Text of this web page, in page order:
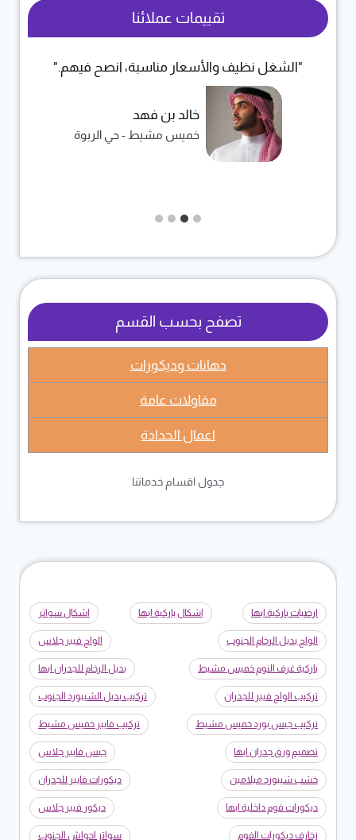
تقييمات عملائنا
"الشغل نظيف والأسعار مناسبة، انصح فيهم."
خالد بن فهد
خميس مشيط - حي الربوة
تصفح بحسب القسم
دهانات وديكورات
مقاولات عامة
اعمال الحدادة
جدول اقسام خدماتنا
ارضيات باركية ابها اشكال باركية ابها اشكال سواتر
الواح بديل الرخام الجنوب الواح فيبر جلاس
باركية غرف النوم خميس مشيط بديل الرخام للجدران ابها
تركيب الواح فيبر للجدران تركيب بديل الشيبورد الجنوب
تركيب جبس بورد خميس مشيط تركيب فايبر خميس مشيط
تصميم ورق جدران ابها جبس فايبر جلاس
خشب شيبورد ميلامين ديكورات فايبر للجدران
ديكورات فوم داخلية ابها ديكور فيبر جلاس
زخارف ديكورات الفوم سواتر احواش الجنوب